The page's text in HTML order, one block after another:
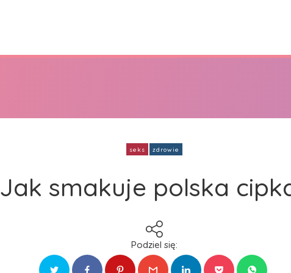
seks zdrowie
Jak smakuje polska
Podziel się: